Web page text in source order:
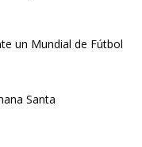
un Mundial de Fútbol
Santa